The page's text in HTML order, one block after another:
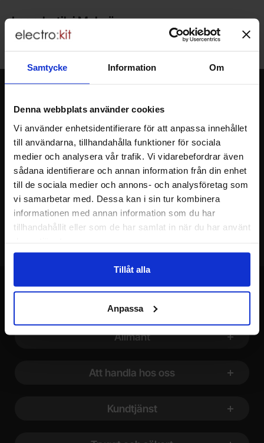
Samtycke Information Om
Denna webbplats använder cookies
Vi använder enhetsidentifierare för att anpassa innehållet
till användarna, tillhandahålla funktioner för sociala
medier och analysera vår trafik. Vi vidarebefordrar även
sådana identifierare och annan information från din enhet
till de sociala medier och annons- och analysföretag som
vi samarbetar med. Dessa kan i sin tur kombinera
informationen med annan information som du har
tillhandahållit eller som de har samlat in när du har använt
Tillåt alla
Anpassa
Lagerbutik i Malmö
Välkommen till vår nya lagerbutik i Malmö. Öppettider: vardagar
Jag önskar erbjudanden, rabatter och produktnyheter direkt till min
Du kommer att få ca 1 utskick / månad. Avbryt enkelt när du vill.
Ditt namn
Din e-post
Sidfot Blandad info och länkar
Allmänt
Att handla hos oss
Kundtjänst